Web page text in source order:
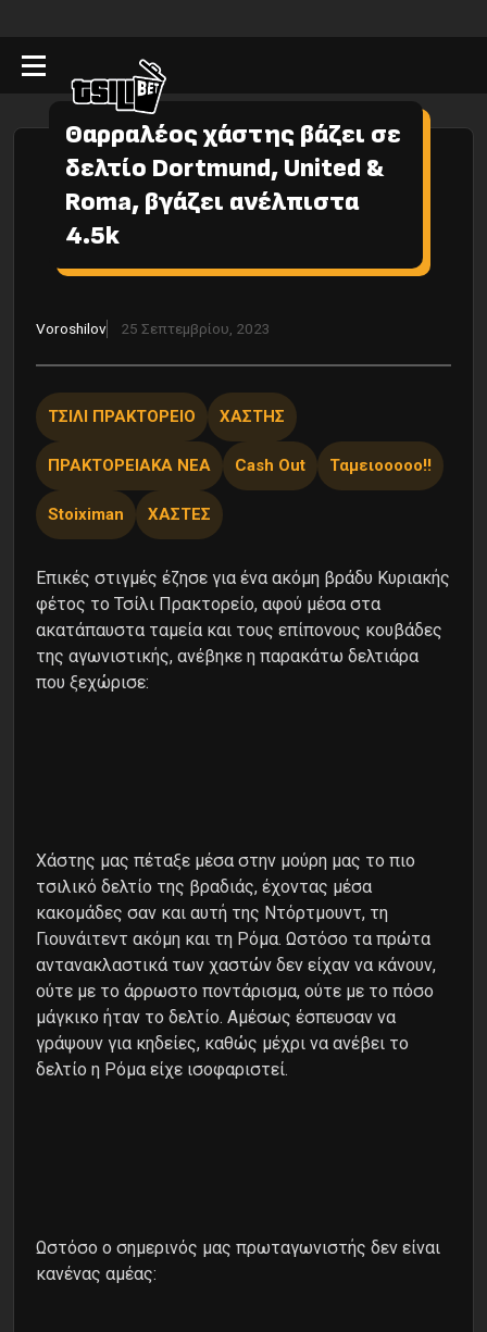
Θαρραλέος χάστης βάζει σε
δελτίο Dortmund, United &
Roma, βγάζει ανέλπιστα
4.5k
Voroshilov 25 Σεπτεμβρίου, 2023
ΤΣΙΛΙ ΠΡΑΚΤΟΡΕΙΟ ΧΑΣΤΗΣ
ΠΡΑΚΤΟΡΕΙΑΚΑ ΝΕΑ Cash Out Ταμειοοοοο!!
Stoiximan ΧΑΣΤΕΣ
Επικές στιγμές έζησε για ένα ακόμη βράδυ Κυριακής
φέτος το Τσίλι Πρακτορείο, αφού μέσα στα
ακατάπαυστα ταμεία και τους επίπονους κουβάδες
της αγωνιστικής, ανέβηκε η παρακάτω δελτιάρα
που ξεχώρισε:
Χάστης μας πέταξε μέσα στην μούρη μας το πιο
τσιλικό δελτίο της βραδιάς, έχοντας μέσα
κακομάδες σαν και αυτή της Ντόρτμουντ, τη
Γιουνάιτεντ ακόμη και τη Ρόμα. Ωστόσο τα πρώτα
αντανακλαστικά των χαστών δεν είχαν να κάνουν,
ούτε με το άρρωστο ποντάρισμα, ούτε με το πόσο
μάγκικο ήταν το δελτίο. Αμέσως έσπευσαν να
γράψουν για κηδείες, καθώς μέχρι να ανέβει το
δελτίο η Ρόμα είχε ισοφαριστεί.
Ωστόσο ο σημερινός μας πρωταγωνιστής δεν είναι
κανένας αμέας: